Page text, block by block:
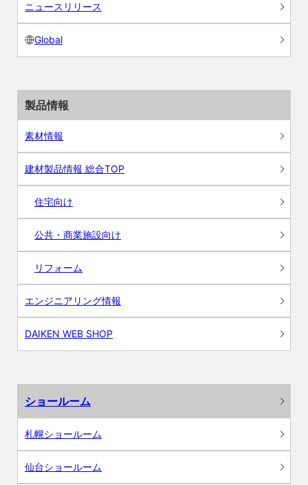
ニュースリリース
Global
製品情報
素材情報
建材製品情報 総合TOP
住宅向け
公共・商業施設向け
リフォーム
エンジニアリング情報
DAIKEN WEB SHOP
ショールーム
札幌ショールーム
仙台ショールーム